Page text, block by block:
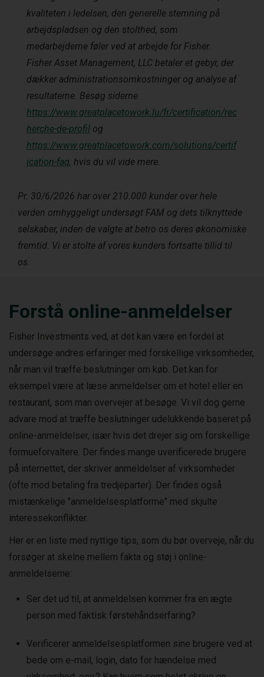
kvaliteten i ledelsen, den generelle stemning på
arbejdspladsen og den stolthed, som
medarbejderne føler ved at arbejde for Fisher.
Fisher Asset Management, LLC betaler et gebyr, der
dækker administrationsomkostninger og analyse af
resultaterne. Besøg siderne
https://www.greatplacetowork.lu/fr/certification/rec
herche-de-profil og
https://www.greatplacetowork.com/solutions/certif
ication-faq, hvis du vil vide mere.
Pr. 30/6/2026 har over 210.000 kunder over hele
verden omhyggeligt undersøgt FAM og dets tilknyttede
selskaber, inden de valgte at betro os deres økonomiske
fremtid. Vi er stolte af vores kunders fortsatte tillid til
os.
Forstå online-anmeldelser
Fisher Investments ved, at det kan være en fordel at
undersøge andres erfaringer med forskellige virksomheder,
når man vil træffe beslutninger om køb. Det kan for
eksempel være at læse anmeldelser om et hotel eller en
restaurant, som man overvejer at besøge. Vi vil dog gerne
advare mod at træffe beslutninger udelukkende baseret på
online-anmeldelser, især hvis det drejer sig om forskellige
formueforvaltere. Der findes mange uverificerede brugere
på internettet, der skriver anmeldelser af virksomheder
(ofte mod betaling fra tredjeparter). Der findes også
mistænkelige "anmeldelsesplatforme" med skjulte
interessekonflikter.
Her er en liste med nyttige tips, som du bør overveje, når du
forsøger at skelne mellem fakta og støj i online-
anmeldelserne:
Ser det ud til, at anmeldelsen kommer fra en ægte
person med faktisk førstehåndserfaring?
Verificerer anmeldelsesplatformen sine brugere ved at
bede om e-mail, login, dato for hændelse med